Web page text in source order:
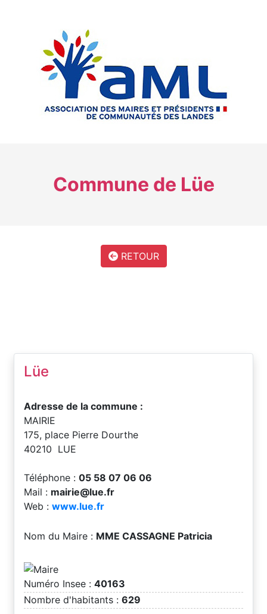
Commune de Lüe
RETOUR
Lüe
Adresse de la commune :
MAIRIE
175, place Pierre Dourthe
40210 LUE
Téléphone : 05 58 07 06 06
Mail : mairie@lue.fr
Web : www.lue.fr
Nom du Maire : MME CASSAGNE Patricia
Numéro Insee : 40163
Nombre d'habitants : 629